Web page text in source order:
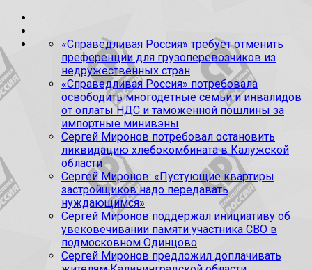
«Справедливая Россия» требует отменить
преференции для грузоперевозчиков из
недружественных стран
«Справедливая Россия» потребовала
освободить многодетные семьи и инвалидов
от оплаты НДС и таможенной пошлины за
импортные минивэны
Сергей Миронов потребовал остановить
ликвидацию хлебокомбината в Калужской
области
Сергей Миронов: «Пустующие квартиры
застройщиков надо передавать
нуждающимся»
Сергей Миронов поддержал инициативу об
увековечивании памяти участника СВО в
подмосковном Одинцово
Сергей Миронов предложил доплачивать